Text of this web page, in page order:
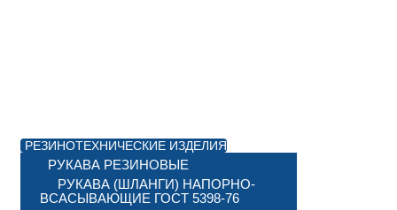
РЕЗИНОТЕХНИЧЕСКИЕ ИЗДЕЛИЯ
РУКАВА РЕЗИНОВЫЕ
РУКАВА (ШЛАНГИ) НАПОРНО-
ВСАСЫВАЮЩИЕ ГОСТ 5398-76